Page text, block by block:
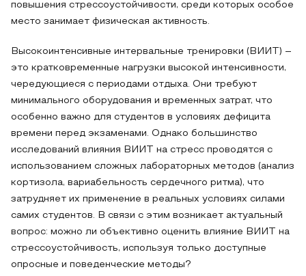
повышения стрессоустойчивости, среди которых особое
место занимает физическая активность.
Высокоинтенсивные интервальные тренировки (ВИИТ) –
это кратковременные нагрузки высокой интенсивности,
чередующиеся с периодами отдыха. Они требуют
минимального оборудования и временных затрат, что
особенно важно для студентов в условиях дефицита
времени перед экзаменами. Однако большинство
исследований влияния ВИИТ на стресс проводятся с
использованием сложных лабораторных методов (анализ
кортизола, вариабельность сердечного ритма), что
затрудняет их применение в реальных условиях силами
самих студентов. В связи с этим возникает актуальный
вопрос: можно ли объективно оценить влияние ВИИТ на
стрессоустойчивость, используя только доступные
опросные и поведенческие методы?